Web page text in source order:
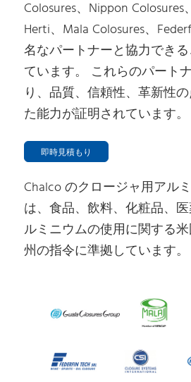
Colosures、Nippon Colosures
Herti、Mala Colosures、
名なパートナーと協力でき
ています。 これらのパート
り、品質、信頼性、革新性
た能力が証明されています。
即時見積もり
Chalco のクロージャ用アル
は、食品、飲料、化粧品、
ルミニウムの使用に関する
州の指令に準拠しています。